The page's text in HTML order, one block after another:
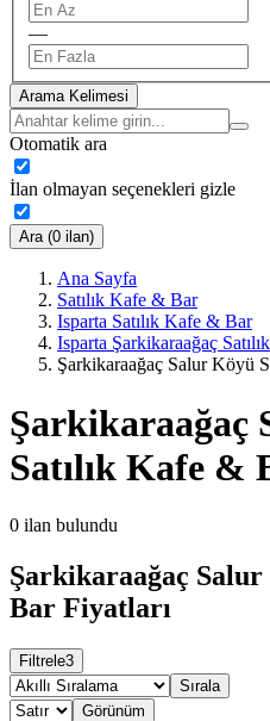
—
Arama Kelimesi
Otomatik ara
İlan olmayan seçenekleri gizle
Ara (0 ilan)
Ana Sayfa
Satılık Kafe & Bar
Isparta Satılık Kafe & Bar
Isparta Şarkikaraağaç
Şarkikaraağaç Salur Köyü
Şarkikaraağaç
Satılık Kafe &
0 ilan bulundu
Şarkikaraağaç
Bar Fiyatları
Filtrele3
Sırala
Görünüm